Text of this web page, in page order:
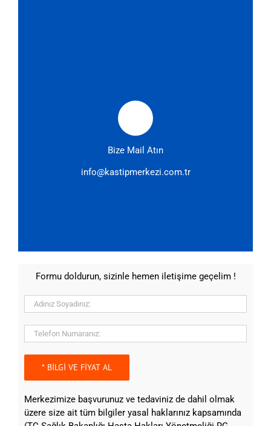
Bize Mail Atın
info@kastipmerkezi.com.tr
Formu doldurun, sizinle hemen iletişime geçelim !
Merkezimize başvurunuz ve tedaviniz de dahil olmak
üzere size ait tüm bilgiler yasal haklarınız kapsamında